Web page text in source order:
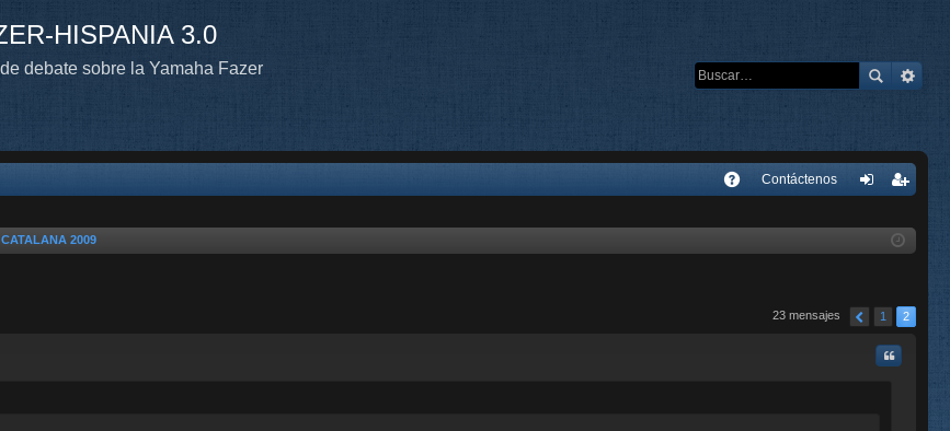
HISPANIA 3.0
debate sobre la Yamaha Fazer
Contáctenos
ar
ist
rs
e
2009
23 mensajes 1 2
Citar